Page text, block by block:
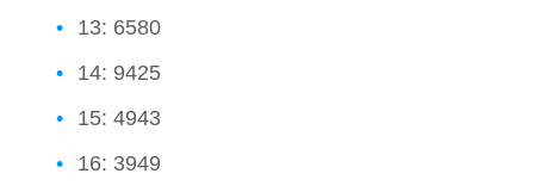
13: 6580
14: 9425
15: 4943
16: 3949